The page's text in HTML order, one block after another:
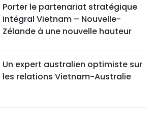
Porter le partenariat stratégique
intégral Vietnam – Nouvelle-
Zélande à une nouvelle hauteur
Un expert australien optimiste sur
les relations Vietnam-Australie